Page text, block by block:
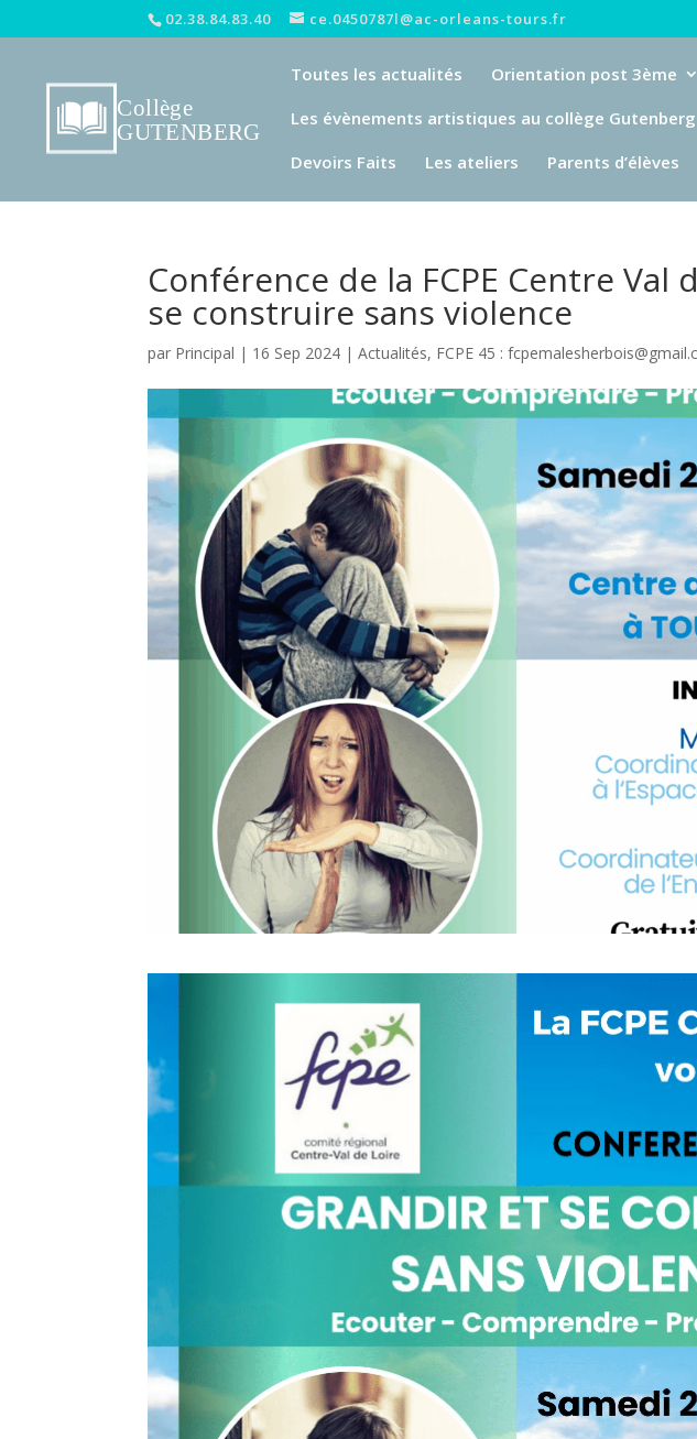
02.38.84.83.40 ce.0450787l@ac-orleans-tours.fr
Toutes les actualités Orientation post 3ème
Les évènements artistiques au collège Gutenberg
Devoirs Faits
Les ateliers Parents d’élèves
Conférence de la FCPE Centre Val
se construire sans violence
par Principal | 16 Sep 2024 |Actualités, FCPE 45 :